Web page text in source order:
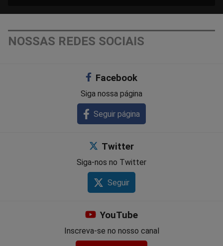
NOSSAS REDES SOCIAIS
Facebook
Siga nossa página
Seguir página
Twitter
Siga-nos no Twitter
Seguir
YouTube
Inscreva-se no nosso canal